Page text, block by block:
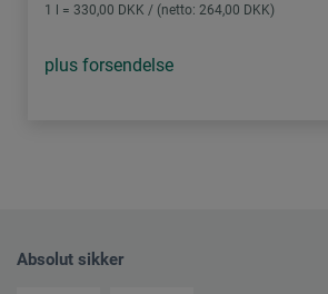
1 l = 330,00 DKK / (netto: 264,00 DKK)
plus forsendelse
Absolut sikker